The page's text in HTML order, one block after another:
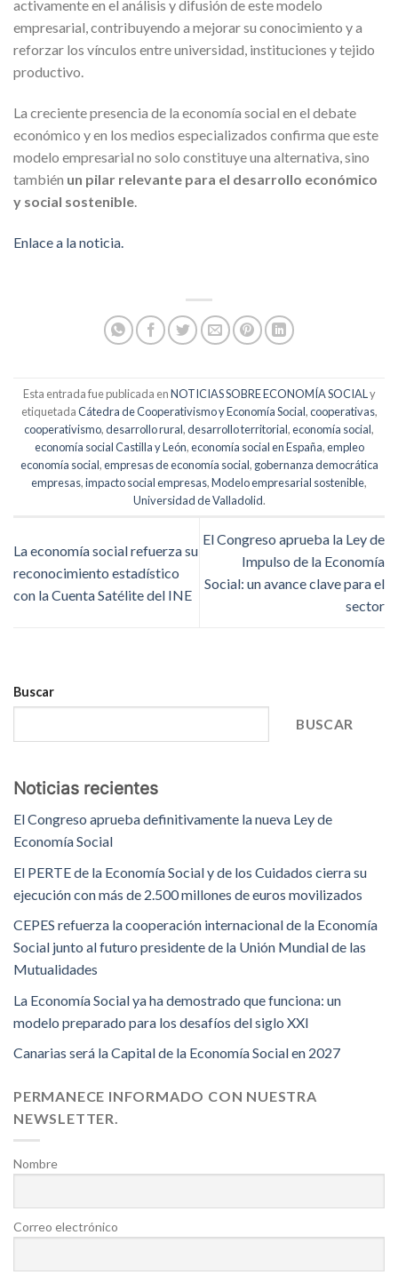
activamente en el análisis y difusión de este modelo
empresarial, contribuyendo a mejorar su conocimiento y a
reforzar los vínculos entre universidad, instituciones y tejido
productivo.
La creciente presencia de la economía social en el debate
económico y en los medios especializados confirma que este
modelo empresarial no solo constituye una alternativa, sino
también un pilar relevante para el desarrollo económico
y social sostenible.
Enlace a la noticia.
Esta entrada fue publicada enNOTICIAS SOBRE ECONOMÍA SOCIAL y
etiquetadaCátedra de Cooperativismo y Economía Social,cooperativas,
cooperativismo,desarrollo rural,desarrollo territorial,economía social,
economía social Castilla y León,economía social en España,empleo
economía social,empresas de economía social, gobernanza democrática
empresas,impacto social empresas,Modelo empresarial sostenible,
Universidad de Valladolid.
La economía social refuerza su
reconocimiento estadístico
con la Cuenta Satélite del INE
El Congreso aprueba la Ley de
Impulso de la Economía
Social: un avance clave para el
sector
Buscar
BUSCAR
Noticias recientes
El Congreso aprueba definitivamente la nueva Ley de
Economía Social
El PERTE de la Economía Social y de los Cuidados cierra su
ejecución con más de 2.500 millones de euros movilizados
CEPES refuerza la cooperación internacional de la Economía
Social junto al futuro presidente de la Unión Mundial de las
Mutualidades
La Economía Social ya ha demostrado que funciona: un
modelo preparado para los desafíos del siglo XXI
Canarias será la Capital de la Economía Social en 2027
PERMANECE INFORMADO CON NUESTRA
NEWSLETTER.
Nombre
Correo electrónico